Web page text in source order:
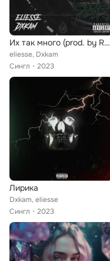
Их так много (prod. by Ruby Plaza)
eliesse, Dxkam
Сингл
2023
Лирика
Dxkam, eliesse
Сингл
2023